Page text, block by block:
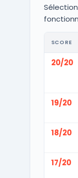
SCORE
20/20
19/20
18/20
17/20